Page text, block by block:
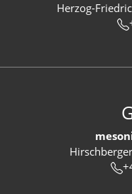
Herzog-